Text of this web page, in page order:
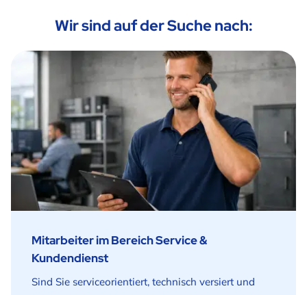
Wir sind auf der Suche nach:
Mitarbeiter im Bereich Service &
Kundendienst
Sind Sie serviceorientiert, technisch versiert und